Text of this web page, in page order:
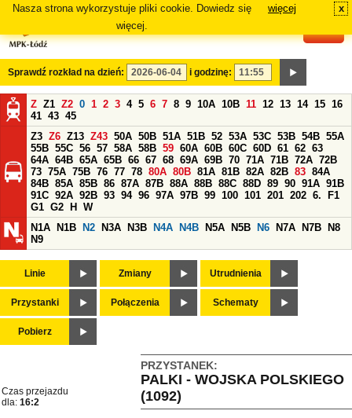
Nasza strona wykorzystuje pliki cookie. Dowiedz się
więcej.
więcej x
Sprawdź rozkład na dzień: i godzinę:
Z Z1 Z2 0 1 2 3 4 5 6 7 8 9 10A 10B 11 12 13 14 15 16
41 43 45
Z3 Z6 Z13 Z43 50A 50B 51A 51B 52 53A 53C 53B 54B 55A
55B 55C 56 57 58A 58B 59 60A 60B 60C 60D 61 62 63
64A 64B 65A 65B 66 67 68 69A 69B 70 71A 71B 72A 72B
73 75A 75B 76 77 78 80A 80B 81A 81B 82A 82B 83 84A
84B 85A 85B 86 87A 87B 88A 88B 88C 88D 89 90 91A 91B
91C 92A 92B 93 94 96 97A 97B 99 100 101 201 202 6.
F1
G1 G2 H
W
N1A
N1B N2 N3A N3B N4A N4B N5A N5B N6 N7A N7B
N8
N9
Linie Zmiany Utrudnienia
Przystanki Połączenia Schematy
Pobierz
PRZYSTANEK:
PALKI - WOJSKA POLSKIEGO
(1092)
Czas przejazdu
dla: 16:2